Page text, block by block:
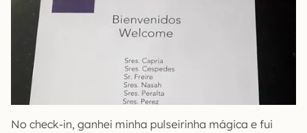
No check-in, ganhei minha pulseirinha mágica e fui